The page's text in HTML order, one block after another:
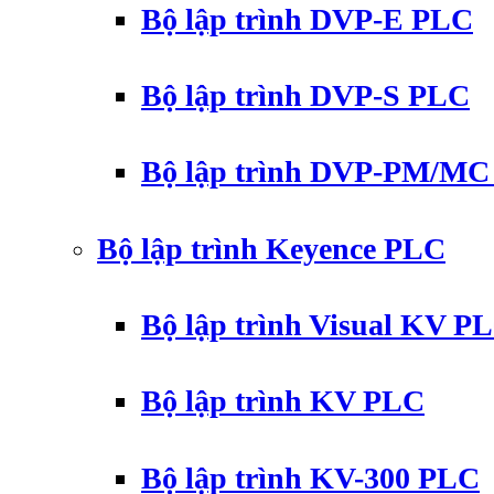
Bộ lập trình DVP-E PLC
Bộ lập trình DVP-S PLC
Bộ lập trình DVP-PM/
Bộ lập trình Keyence PLC
Bộ lập trình Visual KV
Bộ lập trình KV PLC
Bộ lập trình KV-300 PLC